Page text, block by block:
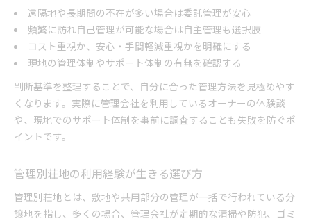
遠隔地や長期間の不在が多い場合は委託管理が安心
頻繁に訪れ自己管理が可能な場合は自主管理も選択肢
コスト重視か、安心・手間軽減重視かを明確にする
現地の管理体制やサポート体制の有無を確認する
判断基準を整理することで、自分に合った管理方法を見極めやす
くなります。実際に管理会社を利用しているオーナーの体験談
や、現地でのサポート体制を事前に調査することも失敗を防ぐポ
イントです。
管理別荘地の利用経験が生きる選び方
管理別荘地とは、敷地や共用部分の管理が一括で行われている分
譲地を指し、多くの場合、管理会社が定期的な清掃や防犯、ゴミ